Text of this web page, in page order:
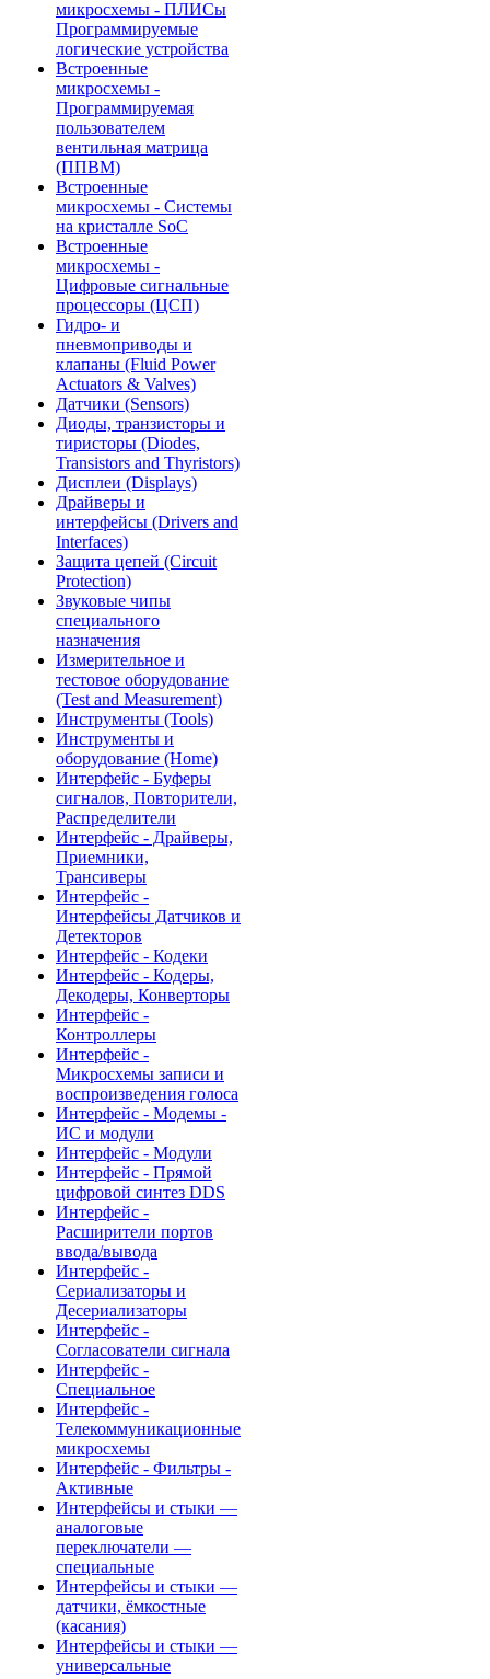
микросхемы - ПЛИСы
Программируемые
логические устройства
Встроенные
микросхемы -
Программируемая
пользователем
вентильная матрица
(ППВМ)
Встроенные
микросхемы - Системы
на кристалле SoC
Встроенные
микросхемы -
Цифровые сигнальные
процессоры (ЦСП)
Гидро- и
пневмоприводы и
клапаны (Fluid Power
Actuators & Valves)
Датчики (Sensors)
Диоды, транзисторы и
тиристоры (Diodes,
Transistors and Thyristors)
Дисплеи (Displays)
Драйверы и
интерфейсы (Drivers and
Interfaces)
Защита цепей (Circuit
Protection)
Звуковые чипы
специального
назначения
Измерительное и
тестовое оборудование
(Test and Measurement)
Инструменты (Tools)
Инструменты и
оборудование (Home)
Интерфейс - Буферы
сигналов, Повторители,
Распределители
Интерфейс - Драйверы,
Приемники,
Трансиверы
Интерфейс -
Интерфейсы Датчиков и
Детекторов
Интерфейс - Кодеки
Интерфейс - Кодеры,
Декодеры, Конверторы
Интерфейс -
Контроллеры
Интерфейс -
Микросхемы записи и
воспроизведения голоса
Интерфейс - Модемы -
ИС и модули
Интерфейс - Модули
Интерфейс - Прямой
цифровой синтез DDS
Интерфейс -
Расширители портов
ввода/вывода
Интерфейс -
Сериализаторы и
Десериализаторы
Интерфейс -
Согласователи сигнала
Интерфейс -
Специальное
Интерфейс -
Телекоммуникационные
микросхемы
Интерфейс - Фильтры -
Активные
Интерфейсы и стыки —
аналоговые
переключатели —
специальные
Интерфейсы и стыки —
датчики, ёмкостные
(касания)
Интерфейсы и стыки —
универсальные